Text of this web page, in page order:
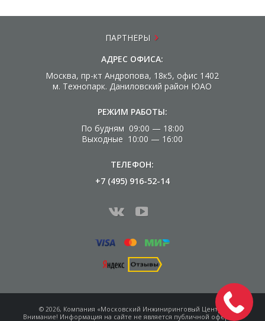
ПАРТНЕРЫ
АДРЕС ОФИСА:
Москва, пр-кт Андропова, 18к5, офис 1402
м. Технопарк. Даниловский район ЮАО
РЕЖИМ РАБОТЫ:
По будням 09:00 — 18:00
Выходные 10:00 — 16:00
ТЕЛЕФОН:
+7 (495) 916-52-14
© 2026, Компания «Московский Инжиниринговый Центр»
Внимание! Информация на сайте не является публичной офертой.